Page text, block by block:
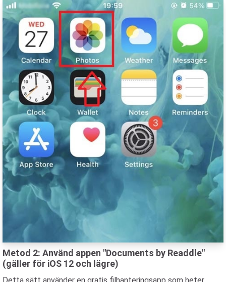
Metod 2: Använd appen "Documents by Readdle"
(gäller för iOS 12 och lägre)